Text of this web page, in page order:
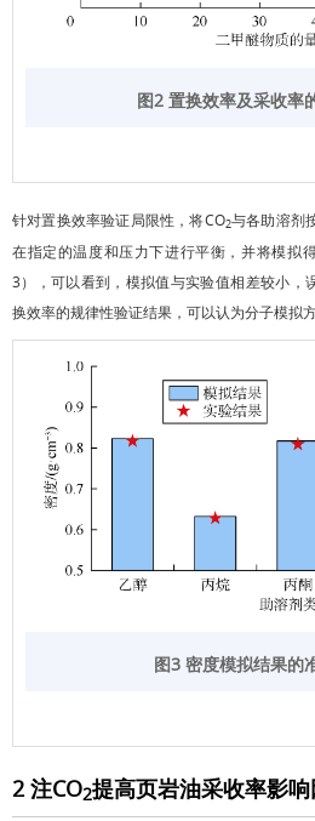
图2 置换效率及采收率
针对置换效率验证局限性，将CO2与各助溶剂
在指定的温度和压力下进行平衡，并将模拟
3），可以看到，模拟值与实验值相差较小，
换效率的规律性验证结果，可以认为分子模拟
图3 密度模拟结果的
2 注CO2提高页岩油采收率影